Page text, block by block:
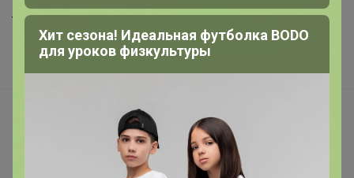
Торговые марки
Наша команда
В наличии
Подарочные сертификаты
Хит сезона! Идеальная футболка BODO
для уроков физкультуры